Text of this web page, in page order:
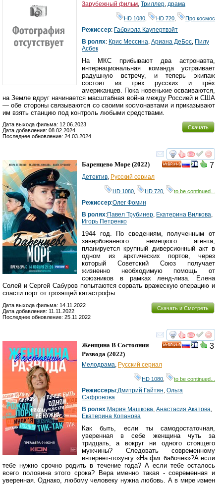
Зарубежный фильм Триллер драма
HD 1080 HD 720 Про космос
Режиссер: Габриэла Каупертвэйт
В ролях: Крис Мессина Ариана ДеБос Пилу
Асбек
На МКС прибывают два астронавта,
интернациональная команда устраивает
радушную встречу, и теперь экипаж
состоит из трёх русских и трёх
американцев. Пока новенькие осваиваются,
на Земле вдруг начинается масштабная война между Россией и США
— обе стороны связываются со своими космонавтами и приказывают
им взять станцию под контроль любыми средствами.
Скачать
Дата выхода фильма: 12.06.2023
Дата добавления: 08.02.2024
Последнее обновление: 24.03.2024
смотреть
7
Баренцево Море (2022)
Детектив, Русский сериал
HD 1080 HD 720 to be continued...
Режиссер:Олег Фомин
В ролях:Павел Трубинер, Екатерина Вилкова,
Игорь Петренко
1944 год. По сведениям, полученным от
завербованного немецкого агента,
планируется крупный диверсионный акт в
одном из арктических портов, через
который Советский Союз получает
жизненно необходимую помощь от
союзников в рамках ленд-лиза. Елена
Солей и Сергей Сабуров попытаются сорвать вражескую операцию и
спасти порт от грозящей катастрофы.
Скачать и Смотреть
Дата выхода фильма: 14.11.2022
Дата добавления: 11.11.2022
Последнее обновление: 25.11.2022
смотреть
3
Женщина В Состоянии
Развода (2022)
Мелодрама, Русский сериал
HD 1080 to be continued...
Режиссеры:Дмитрий Гайтян, Ольга
Сафронова
В ролях:Мария Машкова, Анастасия Акатова,
Екатерина Копанова
Как быть, если ты самодостаточная,
уверенная в себе женщина чуть за
тридцать, а вокруг ни одного стоящего
мужчины? Следовать современному
интернет-лозунгу «На фиг бабочек»?А если
тебе нужно срочно родить в течение года? А если тебе осталось
всего половина этого срока? Вера именно такая - современная и
уверенная. Однако, любому человеку нужна любовь. А в мире измен